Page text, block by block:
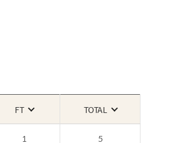
FT TOTAL
1 5